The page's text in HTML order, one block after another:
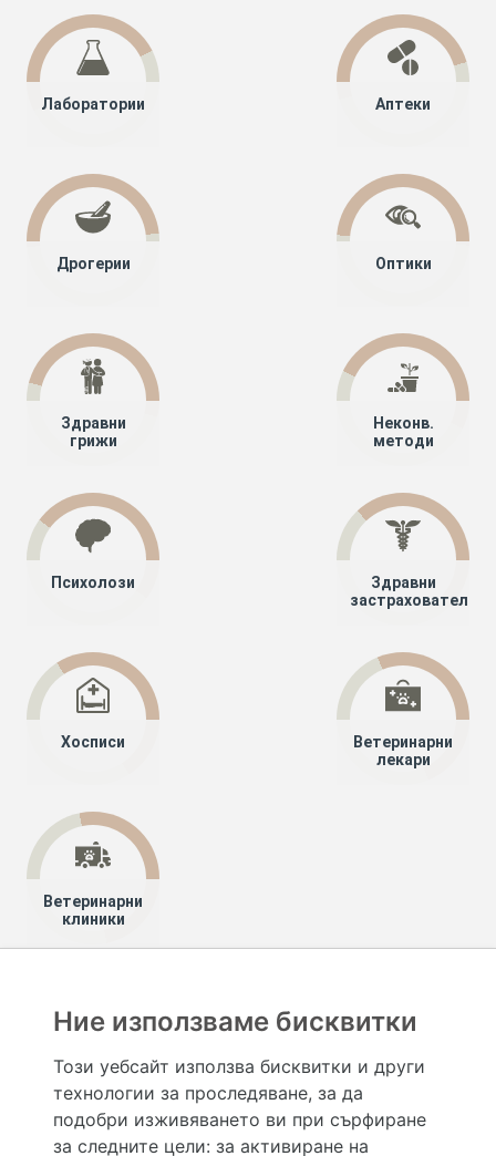
Лаборатории Аптеки
Дрогерии Оптики
Здравни
грижи
Неконв.
методи
Психолози
Здравни
застрахователи
Хосписи
Ветеринарни
лекари
Ветеринарни
клиники
Анестезиология и интензивно лечение
Габрово
Hapche.bg НЕ е медицински, зравен или сроден специалист и НЕ дава медицински
консултации и здравни съвети. Hapche.bg НЕ се явява медицинска услуга и НЕ
осигурява диагноза и лечение. Hapche.bg НЕ препоръчва медицински и други здравни и
сродни специалисти и заведения. Hapche.bg НЕ търгува с лекарствени продукти и
Ние използваме бисквитки
Този уебсайт използва бисквитки и други
технологии за проследяване, за да
подобри изживяването ви при сърфиране
за следните цели: за активиране на